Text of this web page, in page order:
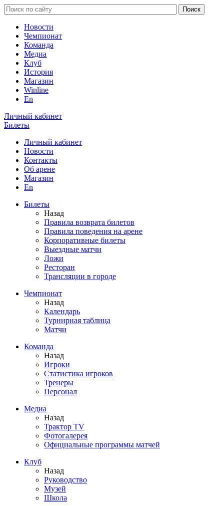
Новости
Чемпионат
Команда
Медиа
Клуб
История
Магазин
Winline
En
Личный кабинет
Билеты
Личный кабинет
Новости
Контакты
Об арене
Магазин
En
Билеты
Назад
Правила возврата билетов
Правила поведения на арене
Корпоративные билеты
Выездные матчи
Ложи
Ресторан
Трансляции в городе
Чемпионат
Назад
Календарь
Турнирная таблица
Матчи
Команда
Назад
Игроки
Статистика игроков
Тренеры
Персонал
Медиа
Назад
Трактор TV
Фотогалерея
Официальные программы матчей
Клуб
Назад
Руководство
Музей
Школа